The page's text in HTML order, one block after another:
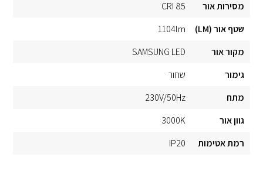
מסירות אור
CRI 85
שטף אור (LM)
1104lm
מקור אור
SAMSUNG LED
גימור
שחור
מתח
230V/50Hz
גוון אור
3000K
רמת אטימות
IP20